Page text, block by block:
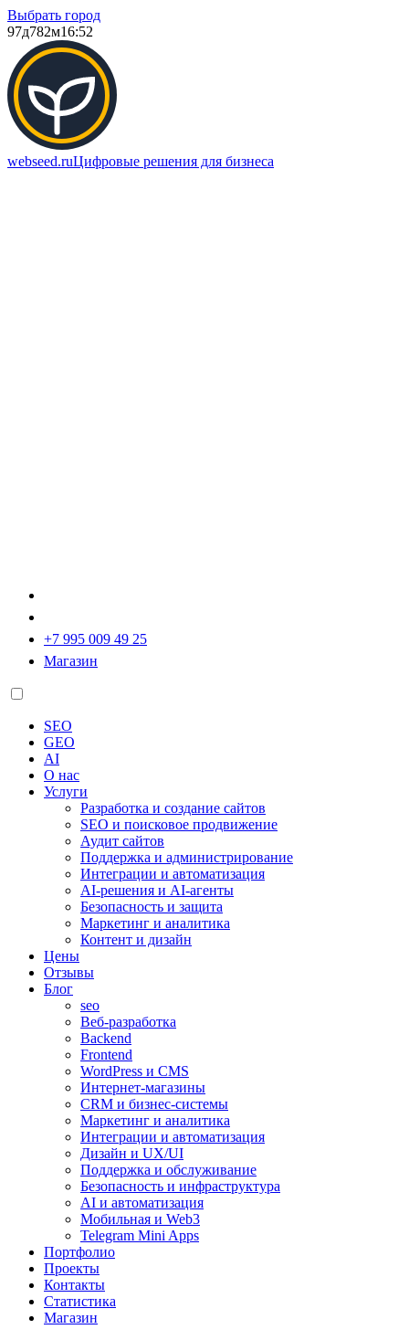
Выбрать город
97д782м16:52
webseed.ruЦифровые решения для бизнеса
+7 995 009 49 25
Магазин
SEO
GEO
AI
О нас
Услуги
Разработка и создание сайтов
SEO и поисковое продвижение
Аудит сайтов
Поддержка и администрирование
Интеграции и автоматизация
AI-решения и AI-агенты
Безопасность и защита
Маркетинг и аналитика
Контент и дизайн
Цены
Отзывы
Блог
seo
Веб-разработка
Backend
Frontend
WordPress и CMS
Интернет-магазины
CRM и бизнес-системы
Маркетинг и аналитика
Интеграции и автоматизация
Дизайн и UX/UI
Поддержка и обслуживание
Безопасность и инфраструктура
AI и автоматизация
Мобильная и Web3
Telegram Mini Apps
Портфолио
Проекты
Контакты
Статистика
Магазин